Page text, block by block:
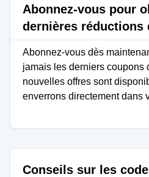
Abonnez-vous pour
dernières réductions
Abonnez-vous dès
jamais les derniers coupons
nouvelles offres sont
enverrons directement dans
Conseils sur les